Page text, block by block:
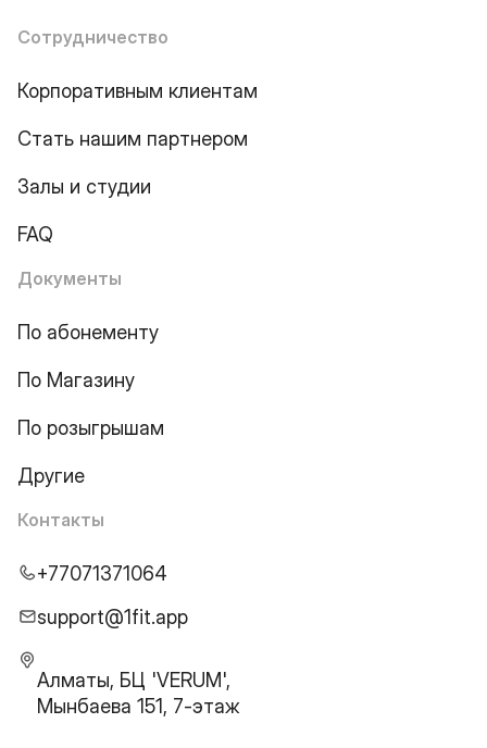
Сотрудничество
Корпоративным клиентам
Стать нашим партнером
Залы и студии
FAQ
Документы
По абонементу
По Магазину
По розыгрышам
Другие
Контакты
+77071371064
support@1fit.app
Алматы, БЦ 'VERUM',
Мынбаева 151, 7-этаж